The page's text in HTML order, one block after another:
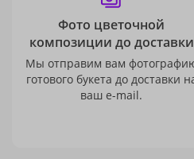
Фото цветочной
композиции до доставки
Мы отправим вам
готового букета до доставки
ваш e-mail.